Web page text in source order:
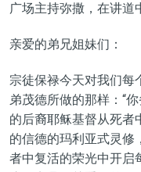
广场主持弥撒，在讲道
亲爱的弟兄姐妹们：
宗徒保禄今天对我们每
弟茂德所做的那样：“
的后裔耶稣基督从死者
的信德的玛利亚式灵修
者中复活的荣光中开启